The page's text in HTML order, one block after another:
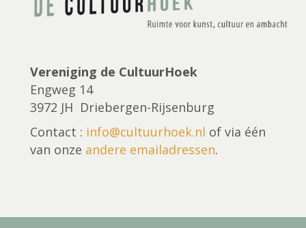
Vereniging de CultuurHoek
Engweg 14
3972 JH Driebergen-Rijsenburg
Contact : info@cultuurhoek.nl of via één
van onze andere emailadressen.